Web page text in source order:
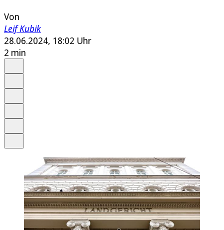
Von
Leif Kubik
28.06.2024, 18:02 Uhr
2 min